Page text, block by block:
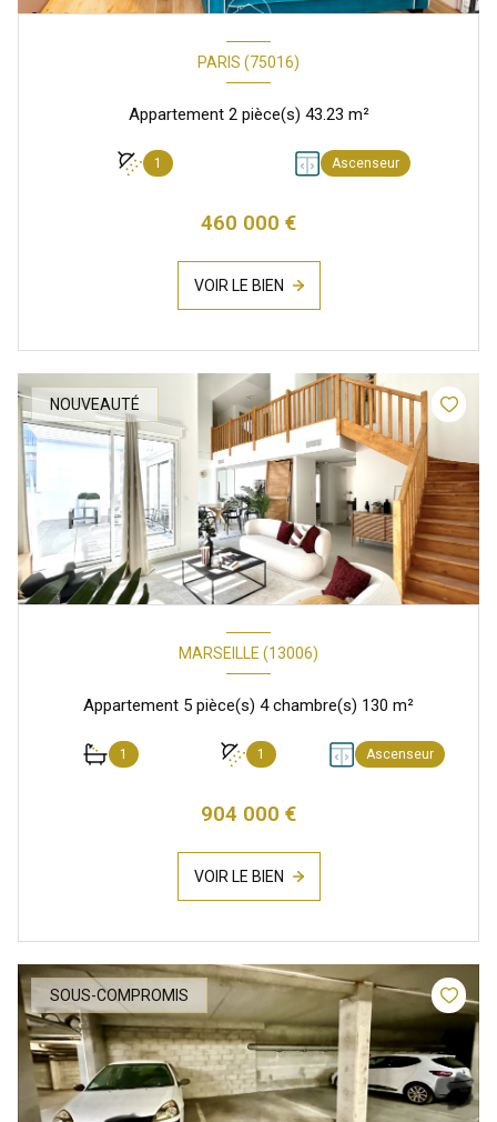
PARIS (75016)
Appartement 2 pièce(s) 43.23 m²
1 Ascenseur
460 000 €
VOIR LE BIEN
NOUVEAUTÉ
MARSEILLE (13006)
Appartement 5 pièce(s) 4 chambre(s) 130 m²
1 1 Ascenseur
904 000 €
VOIR LE BIEN
SOUS-COMPROMIS